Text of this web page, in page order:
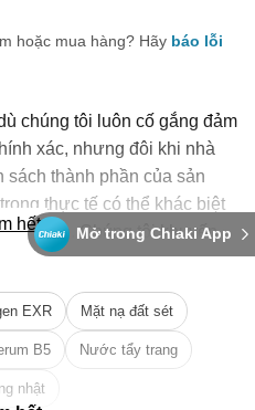
Mở trong Chiaki App
hoặc mua hàng? Hãy báo lỗi
chúng tôi luôn cố gắng đảm
xác, nhưng đôi khi nhà
sách thành phần của sản
thực tế có thể khác biệt
website. Chúng tôi khuyến
thông tin được ghi trên
nhãn mác, cảnh báo và
dùng sản phẩm. Để biết
nhà sản xuất. Nội dung trên
và các chuyên gia sức
hết
EXR Mặt nạ đất sét
B5 Nước tẩy trang
nhật